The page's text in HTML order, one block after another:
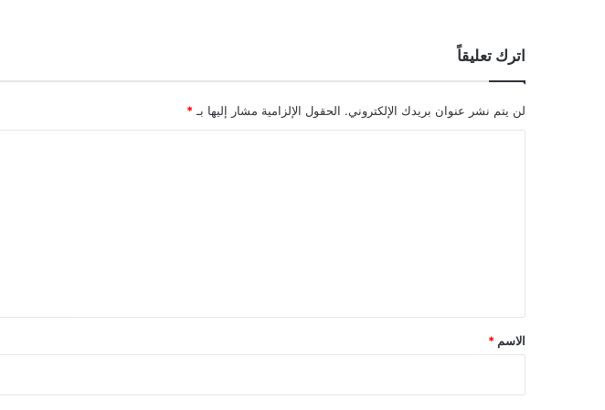
اترك تعليقاً
لن يتم نشر عنوان بريدك الإلكتروني. الحقول الإلزامية مشار إليها بـ *
*
الاسم *